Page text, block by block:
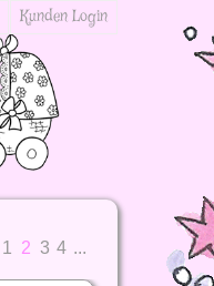
Kunden Login
1 2 3 4 ...